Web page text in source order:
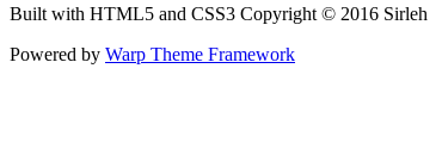
Built with HTML5 and CSS3 Copyright © 2016 Sirleh
Powered by Warp Theme Framework